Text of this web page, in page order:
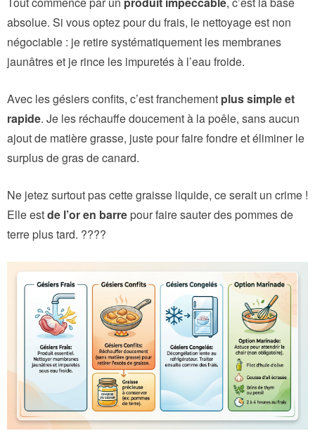
absolue. Si vous optez pour du frais, le nettoyage est non
négociable : je retire systématiquement les membranes
jaunâtres et je rince les impuretés à l’eau froide.
Avec les gésiers confits, c’est franchement plus simple et
rapide. Je les réchauffe doucement à la poêle, sans aucun
ajout de matière grasse, juste pour faire fondre et éliminer le
surplus de gras de canard.
Ne jetez surtout pas cette graisse liquide, ce serait un crime !
Elle estde l’or en barre pour faire sauter des pommes de
terre plus tard. ????